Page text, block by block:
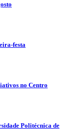
festa
no Centro
Politécnica de